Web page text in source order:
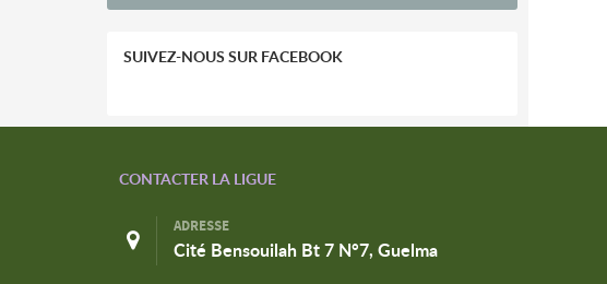
SUIVEZ-NOUS SUR FACEBOOK
CONTACTER LA LIGUE
ADRESSE
Cité Bensouilah Bt 7 N°7, Guelma